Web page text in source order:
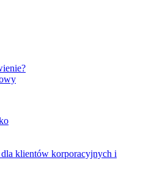
klientów korporacyjnych i